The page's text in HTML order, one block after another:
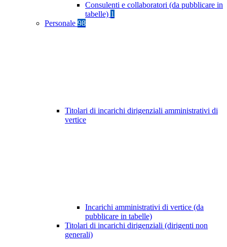
Consulenti e collaboratori (da pubblicare in
tabelle) 1
Personale 98
Titolari di incarichi dirigenziali amministrativi di
vertice
Incarichi amministrativi di vertice (da
pubblicare in tabelle)
Titolari di incarichi dirigenziali (dirigenti non
generali)